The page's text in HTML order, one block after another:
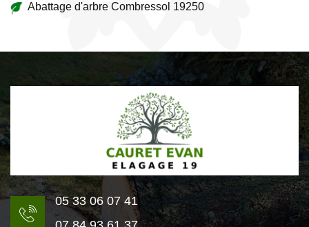
Abattage d'arbre Combressol 19250
05 33 06 07 41